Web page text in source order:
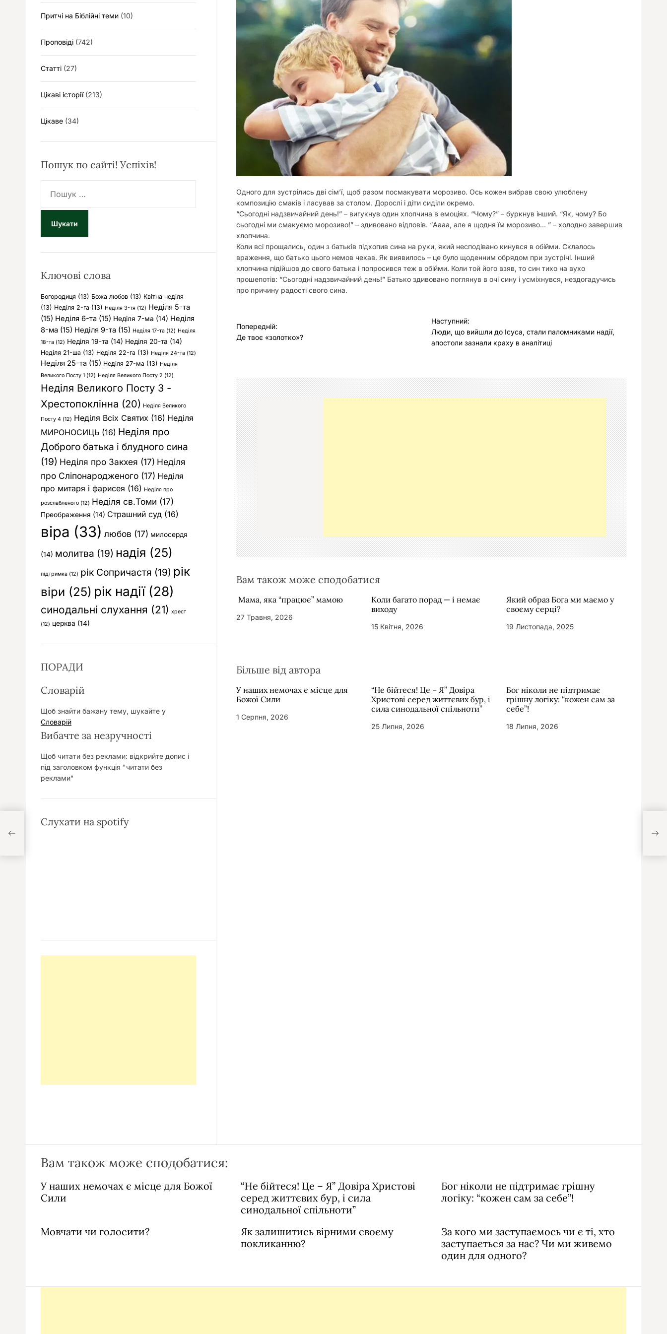
Одного для зустрілись дві сімʼї, щоб разом посмакувати морозиво. Ось кожен вибрав свою улюблену
композицію смаків і ласував за столом. Дорослі і діти сиділи окремо.
“Сьогодні надзвичайний день!” – вигукнув один хлопчина в емоціях. “Чому?” – буркнув інший. “Як, чому? Бо
сьогодні ми смакуємо морозиво!” – здивовано відповів. “Аааа, але я щодня їм морозиво… ” – холодно завершив
хлопчина.
Коли всі прощались, один з батьків підхопив сина на руки, який несподівано кинувся в обійми. Склалось
враження, що батько цього немов чекав. Як виявилось – це було щоденним обрядом при зустрічі. Інший
хлопчина підійшов до свого батька і попросився теж в обійми. Коли той його взяв, то син тихо на вухо
прошепотів: “Сьогодні надзвичайний день!” Батько здивовано поглянув в очі сину і усміхнувся, нездогадучись
про причину радості свого сина.
Н
а
г
а
ц
і
я
з
а
п
и
с
і
Попередній:
Де твоє «золотко»?
Наступний:
Люди, що вийшли до Ісуса, стали паломниками надії,
апостоли зазнали краху в аналітиці
Вам також може сподобатися
Мама, яка “працює” мамою
27 Травня, 2026
Коли багато порад — і немає
виходу
15 Квітня, 2026
Який образ Бога ми маємо у
своєму серці?
19 Листопада, 2025
Більше від автора
У наших немочах є місце для
Божої Сили
1 Серпня, 2026
“Не бійтеся! Це – Я” Довіра
Христові серед життєвих бур, і
сила синодальної спільноти”
25 Липня, 2026
Бог ніколи не підтримає
грішну логіку: “кожен сам за
себе”!
18 Липня, 2026
Притчі на Біблійні теми (10)
Проповіді (742)
Статті (27)
Цікаві історії(213)
Цікаве (34)
Пошук по сайті! Успіхів!
ш
к
Ключові слова
Богородиця (13) Божа любов (13) Квітна неділя
(13) Неділя 2-га (13) Неділя 3-тя (12) Неділя 5-та
(15) Неділя 6-та (15) Неділя 7-ма (14) Неділя
8-ма (15) Неділя 9-та (15) Неділя 17-та (12) Неділя
18-та (12) Неділя 19-та (14) Неділя 20-та (14)
Неділя 21-ша (13) Неділя 22-га (13) Неділя 24-та (12)
Неділя 25-та (15) Неділя 27-ма (13) Неділя
Великого Посту 1 (12) Неділя Великого Посту 2 (12)
Неділя Великого Посту 3 -
Хрестопоклінна (20) Неділя Великого
Посту 4 (12) Неділя Всіх Святих (16) Неділя
МИРОНОСИЦЬ (16) Неділя про
Доброго батька і блудного сина
(19) Неділя про Закхея (17) Неділя
про Сліпонародженого (17) Неділя
про митаря і фарисея (16) Неділя про
розслабленого (12) Неділя св.Томи (17)
Преображення (14) Страшний суд (16)
віра (33) любов (17) милосердя
(14) молитва (19) надія (25)
підтримка (12) рік Сопричастя (19) рік
віри (25) рік надії(28)
синодальні слухання (21) хрест
(12) церква (14)
ПОРАДИ
Словарій
Щоб знайти бажану тему, шукайте у
Словарій
Вибачте за незручності
Щоб читати без реклами: відкрийте допис і
під заголовком функція "читати без
реклами"
Слухати на spotify
Вам також може сподобатися:
У наших немочах є місце для Божої
Сили
“Не бійтеся! Це – Я” Довіра Христові
серед життєвих бур, і сила
синодальної спільноти”
Бог ніколи не підтримає грішну
логіку: “кожен сам за себе”!
Мовчати чи голосити?
Як залишитись вірними своєму
покликанню?
За кого ми заступаємось чи є ті, хто
заступається за нас? Чи ми живемо
один для одного?